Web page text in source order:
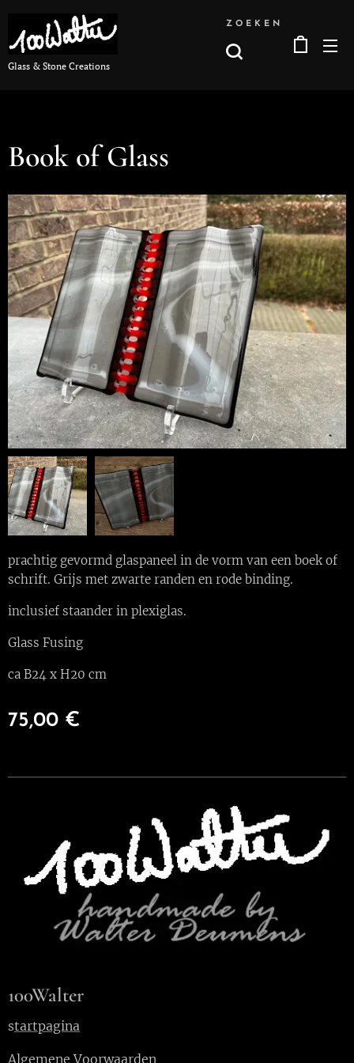
Glass & Stone Creations
ZOEKEN
Book of Glass
prachtig gevormd glaspaneel in de vorm van een boek of
schrift. Grijs met zwarte randen en rode binding.
inclusief staander in plexiglas.
Glass Fusing
ca B24 x H20 cm
75,00 €
100Walter
startpagina
Algemene Voorwaarden